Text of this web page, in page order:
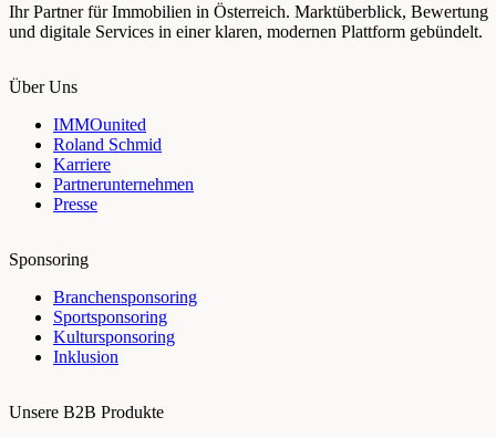
Ihr Partner für Immobilien in Österreich. Marktüberblick, Bewertung
und digitale Services in einer klaren, modernen Plattform gebündelt.
Über Uns
IMMOunited
Roland Schmid
Karriere
Partnerunternehmen
Presse
Sponsoring
Branchensponsoring
Sportsponsoring
Kultursponsoring
Inklusion
Unsere B2B Produkte